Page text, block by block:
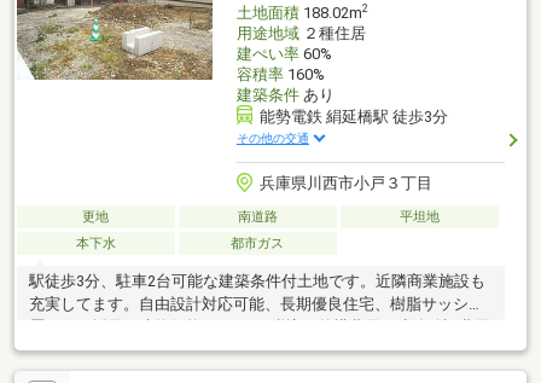
土地面積188.02m2
用途地域２種住居
建ぺい率60%
容積率160%
建築条件あり
能勢電鉄 絹延橋駅 徒歩3分
その他の交通
兵庫県川西市小戸３丁目
更地 南道路
平坦地
本下水
都市ガス
駅徒歩3分、駐車2台可能な建築条件付土地です。近隣商業施設も
充実してます。自由設計対応可能、長期優良住宅、樹脂サッシ複
含む）。